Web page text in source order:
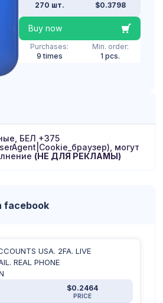
270 шт. $0.3798
Buy now
Purchases:
9 times
Min. order:
1 pcs.
БЕЛ +375
могут
(НЕ ДЛЯ РЕКЛАМЫ)
facebook
USA. 2FA. LIVE
REAL PHONE
$0.2464
PRICE